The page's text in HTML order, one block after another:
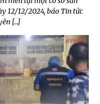
12/12/2024, báo Tin tức
[…]